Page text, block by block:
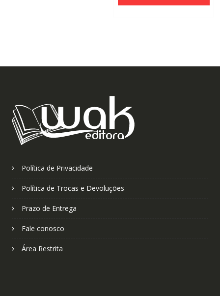
Política de Privacidade
Política de Trocas e Devoluções
Prazo de Entrega
Fale conosco
Área Restrita